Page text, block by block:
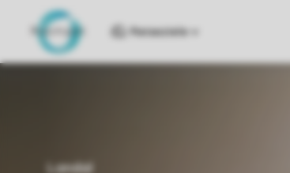
Reiseziele